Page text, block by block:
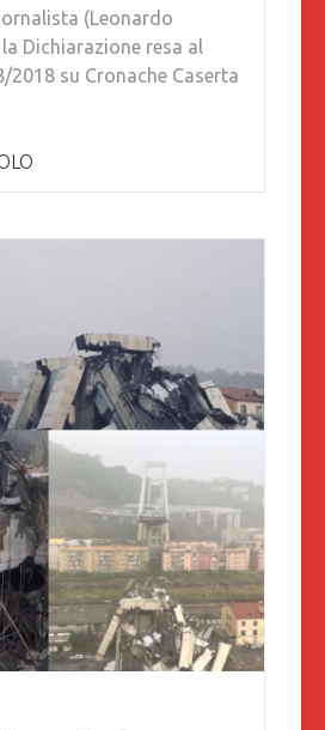
(Leonardo
Dichiarazione resa al
su Cronache Caserta